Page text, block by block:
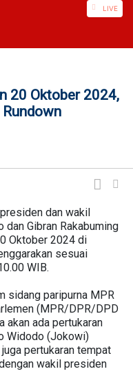
LIVE
20 Oktober 2024,
dan wakil
Gibran Rakabuming
Oktober 2024 di
sesuai
WIB.
sidang paripurna MPR
(MPR/DPR/DPD
akan ada pertukaran
Widodo (Jokowi)
pertukaran tempat
wakil presiden